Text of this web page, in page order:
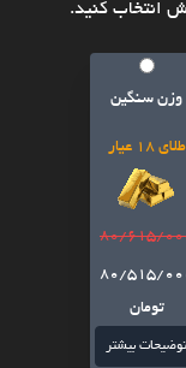
انتخاب کنید.
وزن سنگین
طلای 18 عیار
80/615/
80/515/
تومان
توضیحات بیشتر